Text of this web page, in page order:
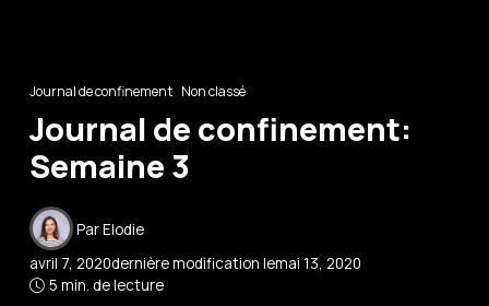
Journal de confinement Non classé
Journal de confinement:
Semaine 3
ParElodie
avril 7, 2020dernière modification lemai 13, 2020
5 min. de lecture